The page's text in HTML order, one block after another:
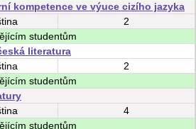
kompetence ve výuce cizího jazyka
2
studentům
literatura
2
studentům
4
studentům